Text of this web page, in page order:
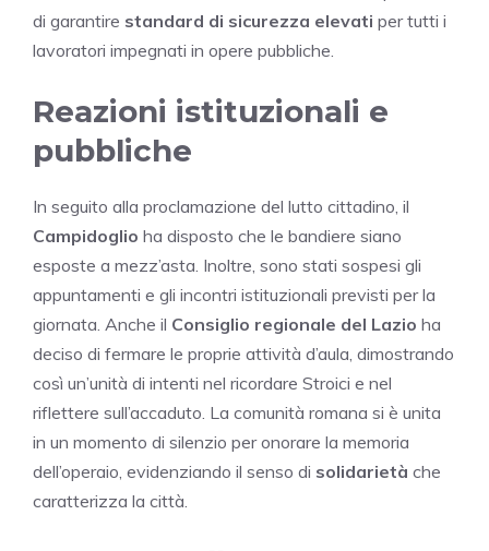
di garantire standard di sicurezza elevati per tutti i
lavoratori impegnati in opere pubbliche.
Reazioni istituzionali e
pubbliche
In seguito alla proclamazione del lutto cittadino, il
Campidoglio ha disposto che le bandiere siano
esposte a mezz’asta. Inoltre, sono stati sospesi gli
appuntamenti e gli incontri istituzionali previsti per la
giornata. Anche il Consiglio regionale del Lazio ha
deciso di fermare le proprie attività d’aula, dimostrando
così un’unità di intenti nel ricordare Stroici e nel
riflettere sull’accaduto. La comunità romana si è unita
in un momento di silenzio per onorare la memoria
dell’operaio, evidenziando il senso di solidarietà che
caratterizza la città.